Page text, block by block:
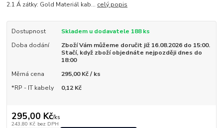
2.1 Á zátky: Gold Materiál kab... celý popis
Dostupnost
Skladem u dodavatele 188 ks
Doba dodání
Zboží Vám můžeme doručit již 16.08.2026 do 15:00.
Stačí, když zboží objednáte nejpozději dnes do
18:00
Měrná cena
295,00 Kč / ks
*RP - IT kabely
0,12 Kč
295,00 Kč/ks
243,80 Kč bez DPH